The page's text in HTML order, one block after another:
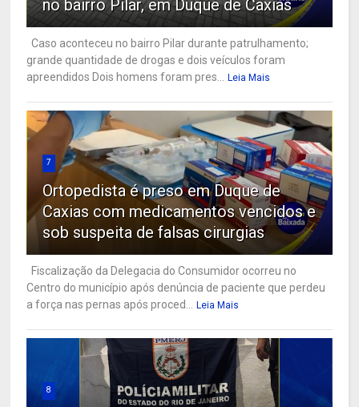
no bairro Pilar, em Duque de Caxias
Caso aconteceu no bairro Pilar durante patrulhamento;
grande quantidade de drogas e dois veículos foram
apreendidos Dois homens foram pres...
Leia Mais
7
Ortopedista é preso em Duque de
Caxias com medicamentos vencidos e
sob suspeita de falsas cirurgias
Fiscalização da Delegacia do Consumidor ocorreu no
Centro do município após denúncia de paciente que perdeu
a força nas pernas após proced...
Leia Mais
8